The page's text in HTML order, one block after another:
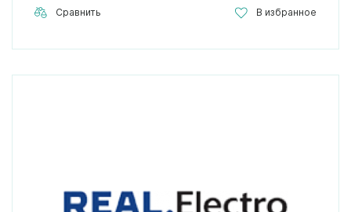
Сравнить В избранное